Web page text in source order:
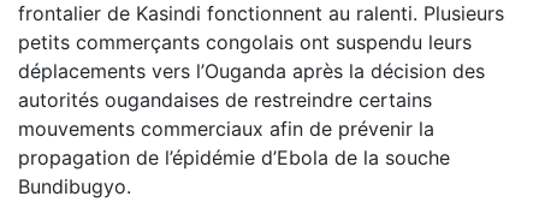
frontalier de Kasindi fonctionnent au ralenti. Plusieurs
petits commerçants congolais ont suspendu leurs
déplacements vers l’Ouganda après la décision des
autorités ougandaises de restreindre certains
mouvements commerciaux afin de prévenir la
propagation de l’épidémie d’Ebola de la souche
Bundibugyo.